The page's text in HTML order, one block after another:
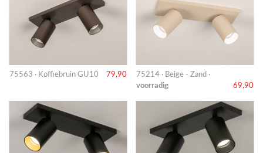
75563 · Koffiebruin GU10 79,90
75214 · Beige - Zand ·
voorradig
69,90